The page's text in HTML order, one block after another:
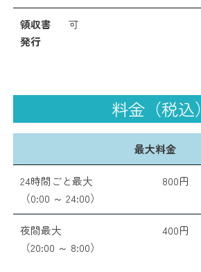
領収書
発行
可
料金（税込）
最大料金
24時間ごと最大
（0:00 ～ 24:00）
800円
夜間最大
（20:00 ～ 8:00）
400円